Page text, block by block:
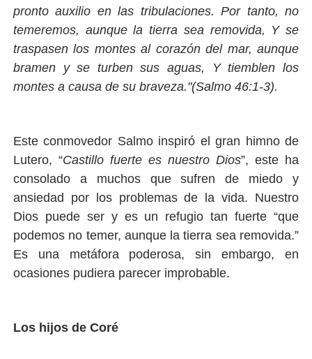
pronto auxilio en las tribulaciones. Por tanto, no
temeremos, aunque la tierra sea removida, Y se
traspasen los montes al corazón del mar, aunque
bramen y se turben sus aguas, Y tiemblen los
montes a causa de su braveza."(Salmo 46:1-3).
Este conmovedor Salmo inspiró el gran himno de
Lutero, “Castillo fuerte es nuestro Dios”, este ha
consolado a muchos que sufren de miedo y
ansiedad por los problemas de la vida. Nuestro
Dios puede ser y es un refugio tan fuerte “que
podemos no temer, aunque la tierra sea removida.”
Es una metáfora poderosa, sin embargo, en
ocasiones pudiera parecer improbable.
Los hijos de Coré